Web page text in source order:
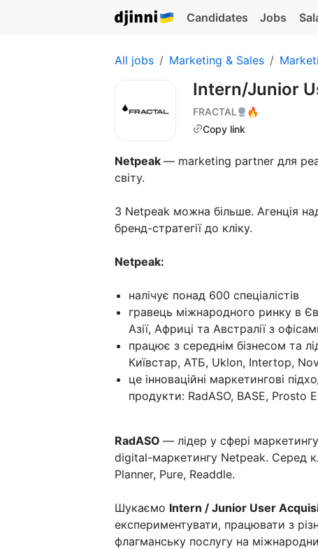
Candidates Jobs
All jobs Marketing & Sales
Intern/Junior
FRACTAL
🔥
Copy link
Netpeak — marketing partner для
світу.
З Netpeak можна більше. Агенція
бренд-стратегії до кліку.
Netpeak:
налічує понад 600 спеціалістів
гравець міжнародного ринку в
Азії, Африці та Австралії з
працює з середнім бізнесом та
Київстар, АТБ, Uklon, Intertop,
це інноваційні маркетингові
продукти: RadASO, BASE, Prosto
RadASO — лідер у сфері
digital-маркетингу Netpeak. Серед
Planner, Pure, Readdle.
Шукаємо Intern / Junior User
експериментувати, працювати з
флагманську послугу на